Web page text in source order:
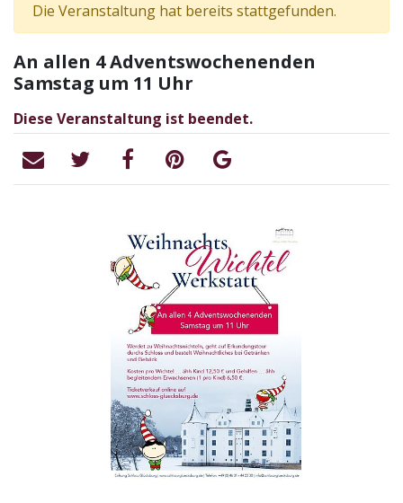
Die Veranstaltung hat bereits stattgefunden.
An allen 4 Adventswochenenden
Samstag um 11 Uhr
Diese Veranstaltung ist beendet.